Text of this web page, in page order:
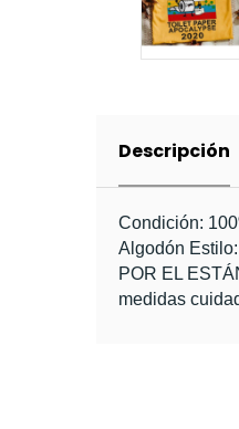
Descripción
Condición:
Algodón
POR EL
medidas